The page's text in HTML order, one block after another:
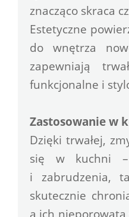
znacząco skraca
Estetyczne
do wnętrza
zapewniają
funkcjonalne i
Zastosowanie w
Dzięki trwałej,
się w kuchni –
i zabrudzenia,
skutecznie
a ich